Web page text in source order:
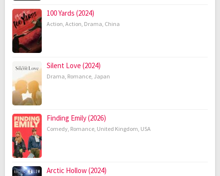
100 Yards (2024)
Action, Action, Drama, China
Silent Love (2024)
Drama, Romance, Japan
Finding Emily (2026)
Comedy, Romance, United Kingdom, USA
Arctic Hollow (2024)